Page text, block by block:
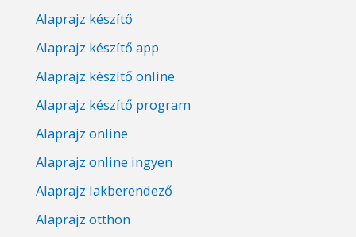
Alaprajz készítő
Alaprajz készítő app
Alaprajz készítő online
Alaprajz készítő program
Alaprajz online
Alaprajz online ingyen
Alaprajz lakberendező
Alaprajz otthon